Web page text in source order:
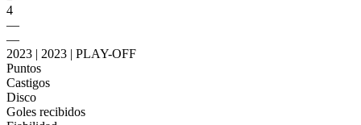
4
—
—
2023 | 2023 | PLAY-OFF
Puntos
Castigos
Disco
Goles recibidos